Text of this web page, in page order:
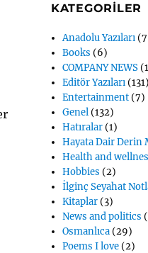
KATEGORILER
Anadolu Yazıları
Books (6)
COMPANY NEWS
Editör Yazıları(131)
Entertainment(7)
Genel(132)
Hatıralar(1)
Hayata Dair Derin
Health and
Hobbies (2)
İlginç Seyahat
Kitaplar(3)
News and politics
Osmanlıca(29)
Poems I love(2)